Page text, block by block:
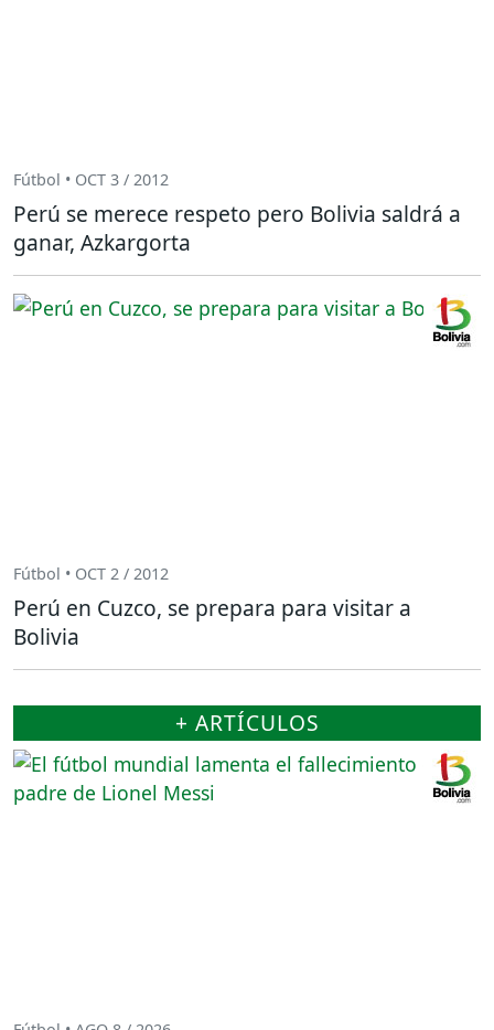
Fútbol • OCT 3 / 2012
Perú se merece respeto pero Bolivia saldrá a
ganar, Azkargorta
Fútbol • OCT 2 / 2012
Perú en Cuzco, se prepara para visitar a
Bolivia
+ ARTÍCULOS